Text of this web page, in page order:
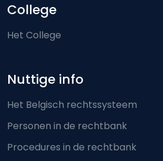
College
Het College
Nuttige info
Het Belgisch rechtssysteem
Personen in de rechtbank
Procedures in de rechtbank